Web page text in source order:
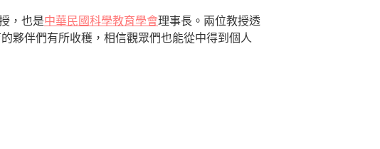
，也是中華民國科學教育學會理事長。兩位教授透
夥伴們有所收穫，相信觀眾們也能從中得到個人